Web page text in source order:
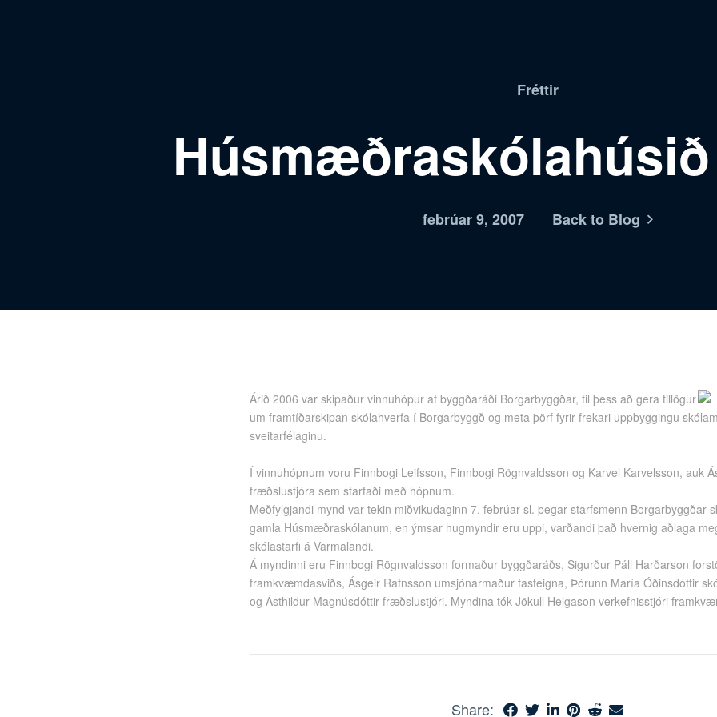
Fréttir
febrúar 9, 2007 Back to Blog
Árið 2006 var skipaður vinnuhópur af byggðaráði Borgarbyggðar, til þess að gera tillögur
um framtíðarskipan skólahverfa í Borgarbyggð og meta þörf fyrir frekari uppbyggingu
sveitarfélaginu.
Í vinnuhópnum voru Finnbogi Leifsson, Finnbogi Rögnvaldsson og Karvel Karvelsson, auk
fræðslustjóra sem starfaði með hópnum.
Meðfylgjandi mynd var tekin miðvikudaginn 7. febrúar sl. þegar starfsmenn Borgarbyggðar
gamla Húsmæðraskólanum, en ýmsar hugmyndir eru uppi, varðandi það hvernig aðlaga
skólastarfi á Varmalandi.
Á myndinni eru Finnbogi Rögnvaldsson formaður byggðaráðs, Sigurður Páll Harðarson
framkvæmdasviðs, Ásgeir Rafnsson umsjónarmaður fasteigna, Þórunn María Óðinsdóttir
og Ásthildur Magnúsdóttir fræðslustjóri. Myndina tók Jökull Helgason verkefnisstjóri
Share: